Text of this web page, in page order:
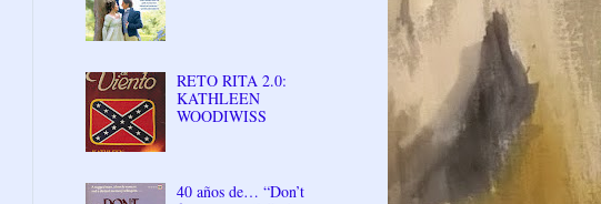
RETO RITA 2.0:
KATHLEEN
WOODIWISS
40 años de… “Don’t